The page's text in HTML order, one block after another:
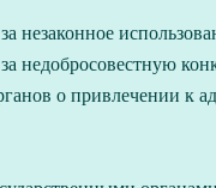
незаконное
недобросовестную
о привлечении к